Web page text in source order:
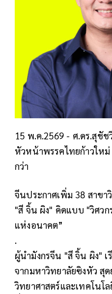
15 พ.ค.2569 - ศ.ดร.สุชัช
หัวหน้าพรรคไทยก้าวให
กว่า
จีนประกาศเพิ่ม 38 สาข
"สี จิ้น ผิง" คิดแบบ "วิศวก
แห่งอนาคต”
.
ผู้นำมังกรจีน "สี จิ้น ผิง" เ
จากมหาวิทยาลัยซิงหัว สุ
วิทยาศาสตร์และเทคโนโ